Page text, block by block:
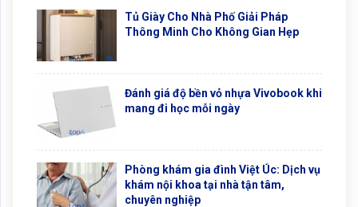
Tủ Giày Cho Nhà Phố Giải Pháp
Thông Minh Cho Không Gian Hẹp
Đánh giá độ bền vỏ nhựa Vivobook khi
mang đi học mỗi ngày
Phòng khám gia đình Việt Úc: Dịch vụ
khám nội khoa tại nhà tận tâm,
chuyên nghiệp